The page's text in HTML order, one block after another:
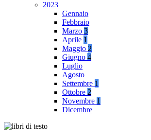
2023
Gennaio
Febbraio
Marzo 3
Aprile 1
Maggio 2
Giugno 4
Luglio
Agosto
Settembre 1
Ottobre 2
Novembre 1
Dicembre